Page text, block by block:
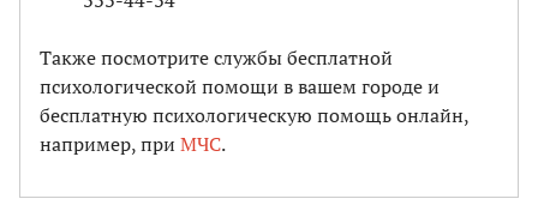
Также посмотрите службы бесплатной
психологической помощи в вашем городе и
бесплатную психологическую помощь онлайн,
например, при МЧС.